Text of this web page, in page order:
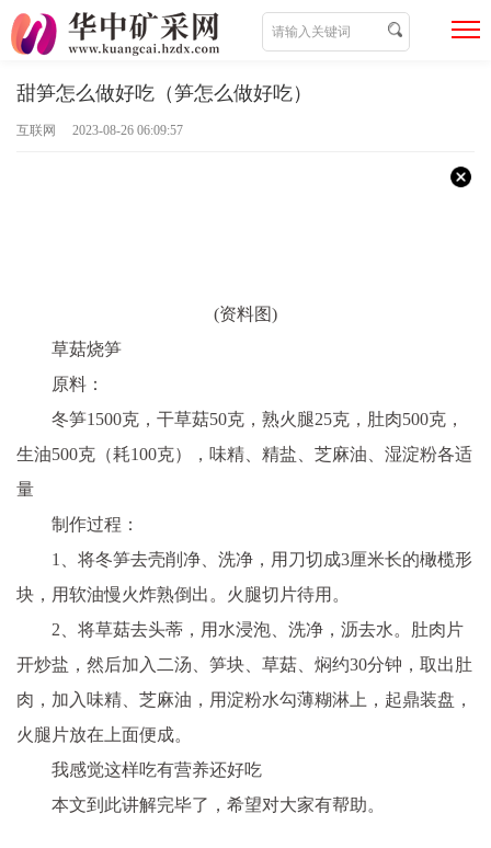
甜笋怎么做好吃（笋怎么做好吃）
互联网 2023-08-26 06:09:57
(资料图)
草菇烧笋
原料：
冬笋1500克，干草菇50克，熟火腿25克，肚肉500克，
生油500克（耗100克），味精、精盐、芝麻油、湿淀粉各适
量
制作过程：
1、将冬笋去壳削净、洗净，用刀切成3厘米长的橄榄形
块，用软油慢火炸熟倒出。火腿切片待用。
2、将草菇去头蒂，用水浸泡、洗净，沥去水。肚肉片
开炒盐，然后加入二汤、笋块、草菇、焖约30分钟，取出肚
肉，加入味精、芝麻油，用淀粉水勾薄糊淋上，起鼎装盘，
火腿片放在上面便成。
我感觉这样吃有营养还好吃
本文到此讲解完毕了，希望对大家有帮助。